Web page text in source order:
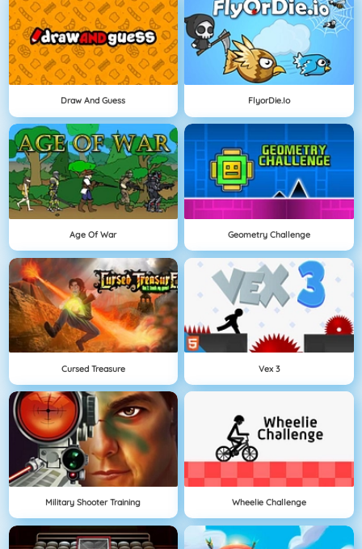
Draw And Guess FlyorDie.io
Age Of War Geometry Challenge
Cursed Treasure Vex 3
Military Shooter Training Wheelie Challenge